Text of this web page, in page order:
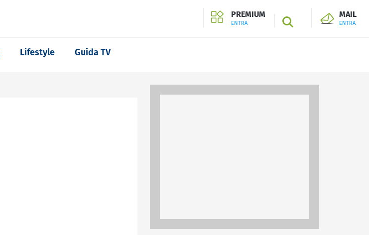
PREMIUM
ENTRA SEARCH
MAIL
ENTRA
Lifestyle Guida TV